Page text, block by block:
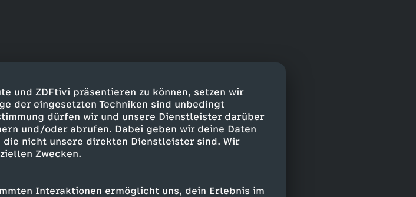
und ZDFtivi präsentieren zu können, setzen wir
der eingesetzten Techniken sind unbedingt
dürfen wir und unsere Dienstleister darüber
und/oder abrufen. Dabei geben wir deine Daten
nicht unsere direkten Dienstleister sind. Wir
Zwecken.
Interaktionen ermöglicht uns, dein Erlebnis im